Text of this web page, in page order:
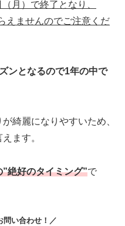
月）で終了となり、
えませんのでご注意くだ
ンとなるので1年の中で
綺麗になりやすいため、
ます。
絶好のタイミング”で
い合わせ！ ／